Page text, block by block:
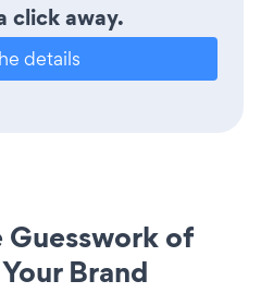
click away.
details
Guesswork of
Brand